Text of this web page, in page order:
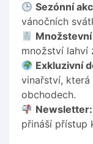
Sezónní
vánočních
množství lahví
Exkluzivní
vinařství, která
obchodech.
Newsletter:
přináší přístup